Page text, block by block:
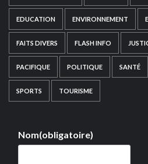
EDUCATION ENVIRONNEMENT
FAITS DIVERS FLASH INFO
PACIFIQUE POLITIQUE SANTÉ
SPORTS TOURISME
Nom(obligatoire)